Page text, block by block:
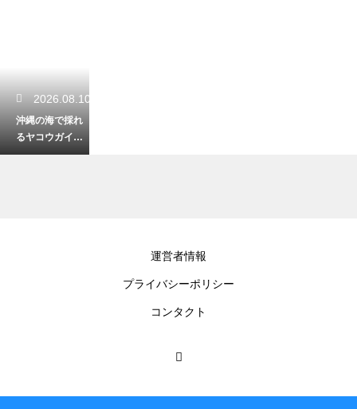
2026.08.10
沖縄の海で採れ
るヤコウガイと
サザエの違い！
運営者情報
プライバシーポリシー
コンタクト